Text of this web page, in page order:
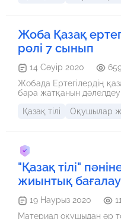
Жоба Қазақ
рөлі 7 сынып
14 Сәуір 2020
Жобада Ертегілердің
бара жатқанын дәлелдеу
Қазақ тілі
Оқушылар
"Қазақ тілі"
жиынтық
19 Наурыз 2020
Материал оқушыдан әр тоқсанның соңында алынатын